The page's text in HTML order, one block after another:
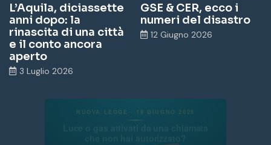
L’Aquila, diciassette
anni dopo: la
rinascita di una città
e il conto ancora
aperto
3 Luglio 2026
GSE & CER, ecco i
numeri del disastro
12 Giugno 2026